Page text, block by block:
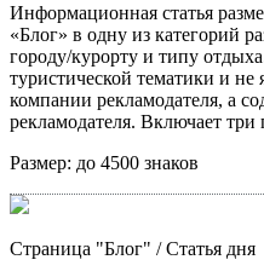
Информационная статья
«Блог» в одну из категорий
городу/курорту и типу
туристической тематики и не
компании рекламодателя, а
рекламодателя. Включает
Размер: до 4500 знаков
Страница "Блог" / Статья дня